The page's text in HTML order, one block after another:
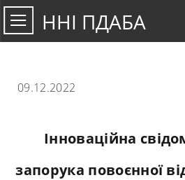
ННІ ПДАБА
09.12.2022
Інноваційна
запорука повоєнної